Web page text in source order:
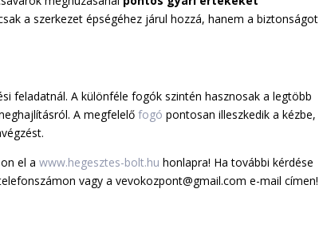
a szerkezet épségéhez járul hozzá, hanem a biztonságot
feladatnál. A különféle fogók szintén hasznosak a legtöbb
A megfelelőfogó pontosan illeszkedik a kézbe,
el awww.hegesztes-bolt.hu honlapra! Ha további kérdése
vagy a vevokozpont@gmail.com e-mail címen!